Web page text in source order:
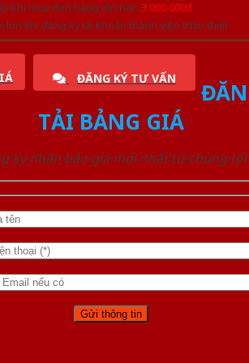
khi mua đơn hàng lớn hơn 3.000.000đ
lớn khi đăng ký tài khoản thành viên thân thiết
ĐĂNG KÝ TƯ VẤN
TẢI BẢNG GIÁ
ký nhận báo giá mới nhất từ chúng tôi